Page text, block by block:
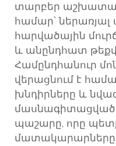
տարբեր
համար՝
հարվածային
և անընդհատ
Համընդհանուր
վերացնում է
խնդիրները և
պաշարը, որը